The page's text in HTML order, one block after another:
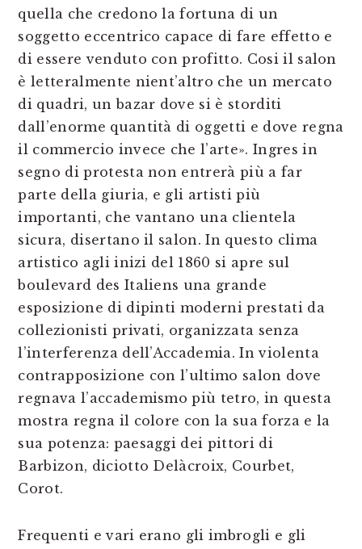
quella che credono la fortuna di un
soggetto eccentrico capace di fare effetto e
di essere venduto con profitto. Cosi il salon
è letteralmente nient’altro che un mercato
di quadri, un bazar dove si è storditi
dall’enorme quantità di oggetti e dove regna
il commercio invece che l’arte». Ingres in
segno di protesta non entrerà più a far
parte della giuria, e gli artisti più
importanti, che vantano una clientela
sicura, disertano il salon. In questo clima
artistico agli inizi del 1860 si apre sul
boulevard des Italiens una grande
esposizione di dipinti moderni prestati da
collezionisti privati, organizzata senza
l’interferenza dell’Accademia. In violenta
contrapposizione con l’ultimo salon dove
regnava l’accademismo più tetro, in questa
mostra regna il colore con la sua forza e la
sua potenza: paesaggi dei pittori di
Barbizon, diciotto Delàcroix, Courbet,
Corot.
Frequenti e vari erano gli imbrogli e gli